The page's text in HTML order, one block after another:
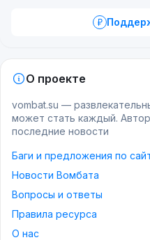
О проекте
vombat.su —
может стать каждый.
последние новости
Баги и предложения по
Новости Вомбата
Вопросы и ответы
Правила ресурса
О нас